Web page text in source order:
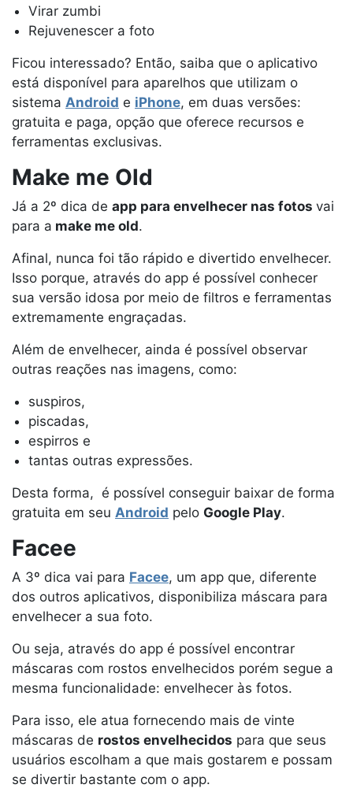
Virar zumbi
Rejuvenescer a foto
Ficou interessado? Então, saiba que o aplicativo
está disponível para aparelhos que utilizam o
sistema Android e iPhone, em duas versões:
gratuita e paga, opção que oferece recursos e
ferramentas exclusivas.
Make me Old
Já a 2º dica de app para envelhecer nas fotos vai
para a make me old.
Afinal, nunca foi tão rápido e divertido envelhecer.
Isso porque, através do app é possível conhecer
sua versão idosa por meio de filtros e ferramentas
extremamente engraçadas.
Além de envelhecer, ainda é possível observar
outras reações nas imagens, como:
suspiros,
piscadas,
espirros e
tantas outras expressões.
Desta forma, é possível conseguir baixar de forma
gratuita em seu Android pelo Google Play.
Facee
A 3º dica vai para Facee, um app que, diferente
dos outros aplicativos, disponibiliza máscara para
envelhecer a sua foto.
Ou seja, através do app é possível encontrar
máscaras com rostos envelhecidos porém segue a
mesma funcionalidade: envelhecer às fotos.
Para isso, ele atua fornecendo mais de vinte
máscaras de rostos envelhecidos para que seus
usuários escolham a que mais gostarem e possam
se divertir bastante com o app.